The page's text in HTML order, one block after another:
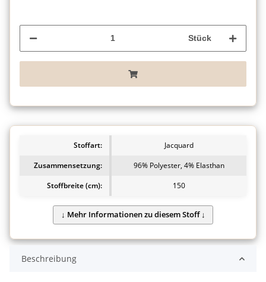
Stück
Stoffart:
Jacquard
Zusammensetzung:
96% Polyester, 4% Elasthan
Stoffbreite (cm):
150
Beschreibung